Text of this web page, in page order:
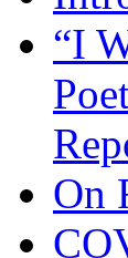
“I
On